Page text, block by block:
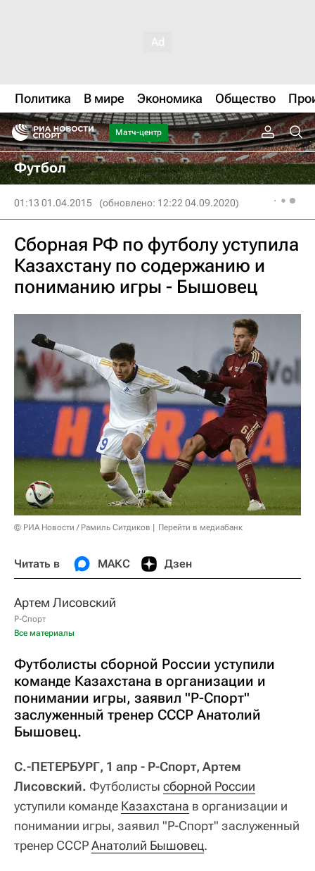
Политика В мире Экономика Общество
Матч-центр
Футбол
01:13 01.04.2015 (обновлено: 12:22 04.09.2020)
Сборная РФ по футболу уступила
Казахстану по содержанию и
пониманию игры - Бышовец
© РИА Новости / Рамиль Ситдиков Перейти в медиабанк
Читать в МАКС Дзен
Артем Лисовский
Р-Спорт
Все материалы
Футболисты сборной России уступили
команде Казахстана в организации и
понимании игры, заявил "Р-Спорт"
заслуженный тренер СССР Анатолий
Бышовец.
С.-ПЕТЕРБУРГ, 1 апр - Р-Спорт, Артем
Лисовский. Футболисты сборной России
уступили команде Казахстана в организации и
понимании игры, заявил "Р-Спорт" заслуженный
тренер СССРАнатолий Бышовец.